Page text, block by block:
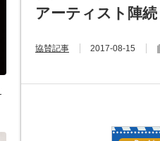
アーティスト陣続
協賛記事 2017-08-15